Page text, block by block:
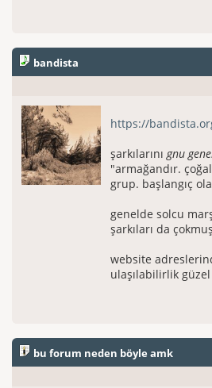
bandista
https://
şarkılarınıgnu
"armağandır.
grup. başlangıç
genelde solcu
şarkıları da
website
ulaşılabilirlik
bu forum neden böyle amk